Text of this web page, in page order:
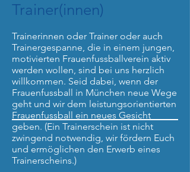
Trainer(innen)
Trainerinnen oder Trainer oder auch
Trainergespanne, die in einem jungen,
motivierten Frauenfussballverein aktiv
werden wollen, sind bei uns herzlich
willkommen. Seid dabei, wenn der
Frauenfussball in München neue Wege
geht und wir dem leistungsorientierten
Frauenfussball ein neues Gesicht
geben. (Ein Trainerschein ist nicht
zwingend notwendig, wir fördern Euch
und ermöglichen den Erwerb eines
Trainerscheins.)